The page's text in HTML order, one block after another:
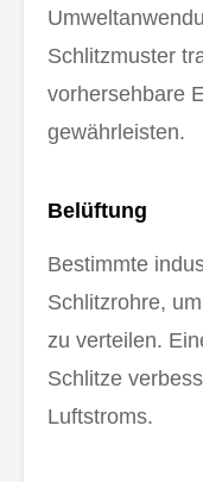
Schlitzmuster
vorhersehbare
gewährleisten.
Belüftung
Bestimmte
Schlitzrohre,
zu verteilen.
Schlitze
Luftstroms.